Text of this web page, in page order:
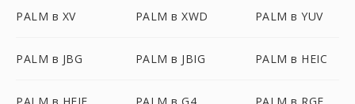
PALM в XV PALM в XWD PALM в YUV
PALM в JBG PALM в JBIG PALM в HEIC